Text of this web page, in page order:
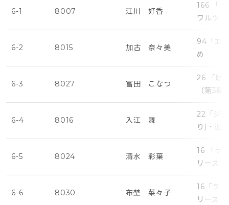
6-1 8007 江川 好香
166 「コ
ワルツ
6-2 8015 加古 奈々美
94「エ
め
6-3 8027 冨田 こなつ
26 「眠
（第3幕
6-4 8016 入江 舞
22「ジ
り)・遅め
6-5 8024 清水 彩葉
16 「ラ
リーズ・
6-6 8030 布埜 菜々子
16「ラ
リーズ・